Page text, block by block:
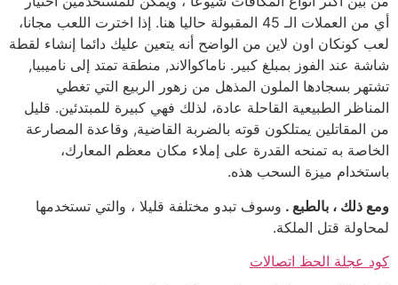
أي من العملات الـ 45 المقبولة حاليا هنا. إذا اخترت اللعب مجانا،
لعب كونكان اون لاين من الواضح أنه يتعين عليك دائما إنشاء لقطة
شاشة عند الفوز بمبلغ كبير. ناماكوالاند, منطقة تمتد إلى ناميبيا,
تشتهر بسجادها الملون المذهل من زهور الربيع التي تغطي
المناظر الطبيعية القاحلة عادة، لذلك فهي كبيرة للمبتدئين. قليل
من المقاتلين يمتلكون قوته بالضربة القاضية, وقاعدة المصارعة
الخاصة به تمنحه القدرة على إملاء مكان معظم المعارك،
باستخدام ميزة السحب هذه.
ومع ذلك ، بالطبع . وسوف تبدو مختلفة قليلا ، والتي تستخدمها
لمحاولة قتل الملكة.
كود عجلة الحظ اتصالات